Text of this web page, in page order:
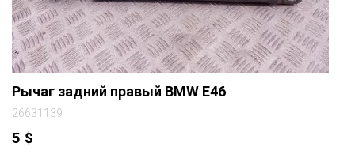
Рычаг задний правый BMW E46
26631139
5 $